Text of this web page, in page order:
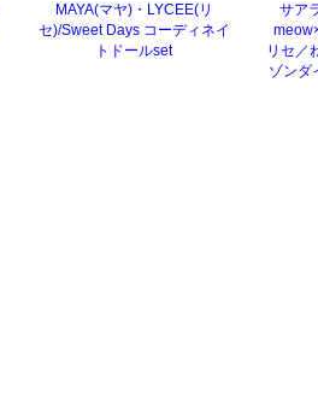
MAYA(マヤ)・LYCEE(リ
セ)/Sweet Days コーディネイ
トドールset
サア
リセ／
ゾンダ